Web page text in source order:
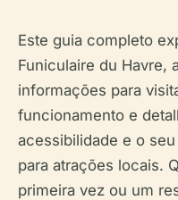
Este guia completo
Funiculaire du Havre,
informações para
funcionamento e
acessibilidade e o
para atrações locais.
primeira vez ou um